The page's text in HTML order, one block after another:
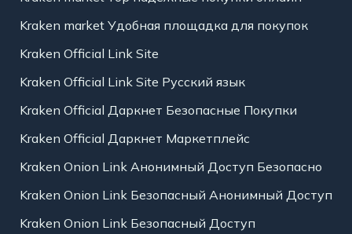
Kraken market Удобная площадка для покупок
Kraken Official Link Site
Kraken Official Link Site Русский язык
Kraken Official Даркнет Безопасные Покупки
Kraken Official Даркнет Маркетплейс
Kraken Onion Link Анонимный Доступ Безопасно
Kraken Onion Link Безопасный Анонимный Доступ
Kraken Onion Link Безопасный Доступ